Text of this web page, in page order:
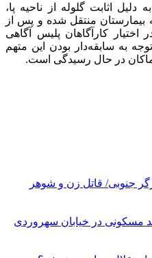
اثابت گلوله از ناحیه پا،
منتقل شده و پس از
اختیار کارآگاهان پلیس آگاهی
به سابقه‌دار بودن این متهم
در حال رسیدگی است.
جنوبی/ قاتل زن و شوهر
مسکونی در خیابان سهروردی